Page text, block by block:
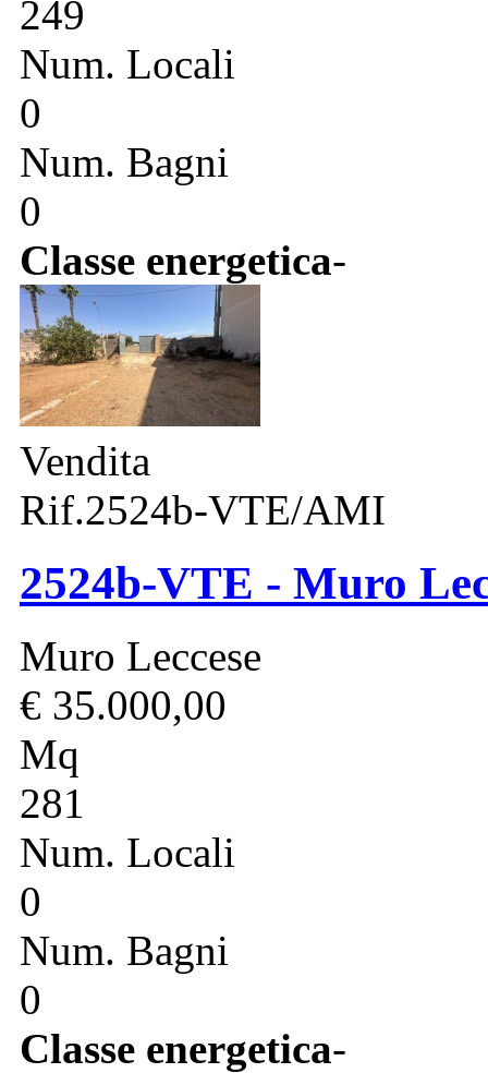
249
Num. Locali
0
Num. Bagni
0
Classe energetica-
Vendita
Rif.2524b-VTE/AMI
2524b-VTE - Muro
Muro Leccese
€ 35.000,00
Mq
281
Num. Locali
0
Num. Bagni
0
Classe energetica-